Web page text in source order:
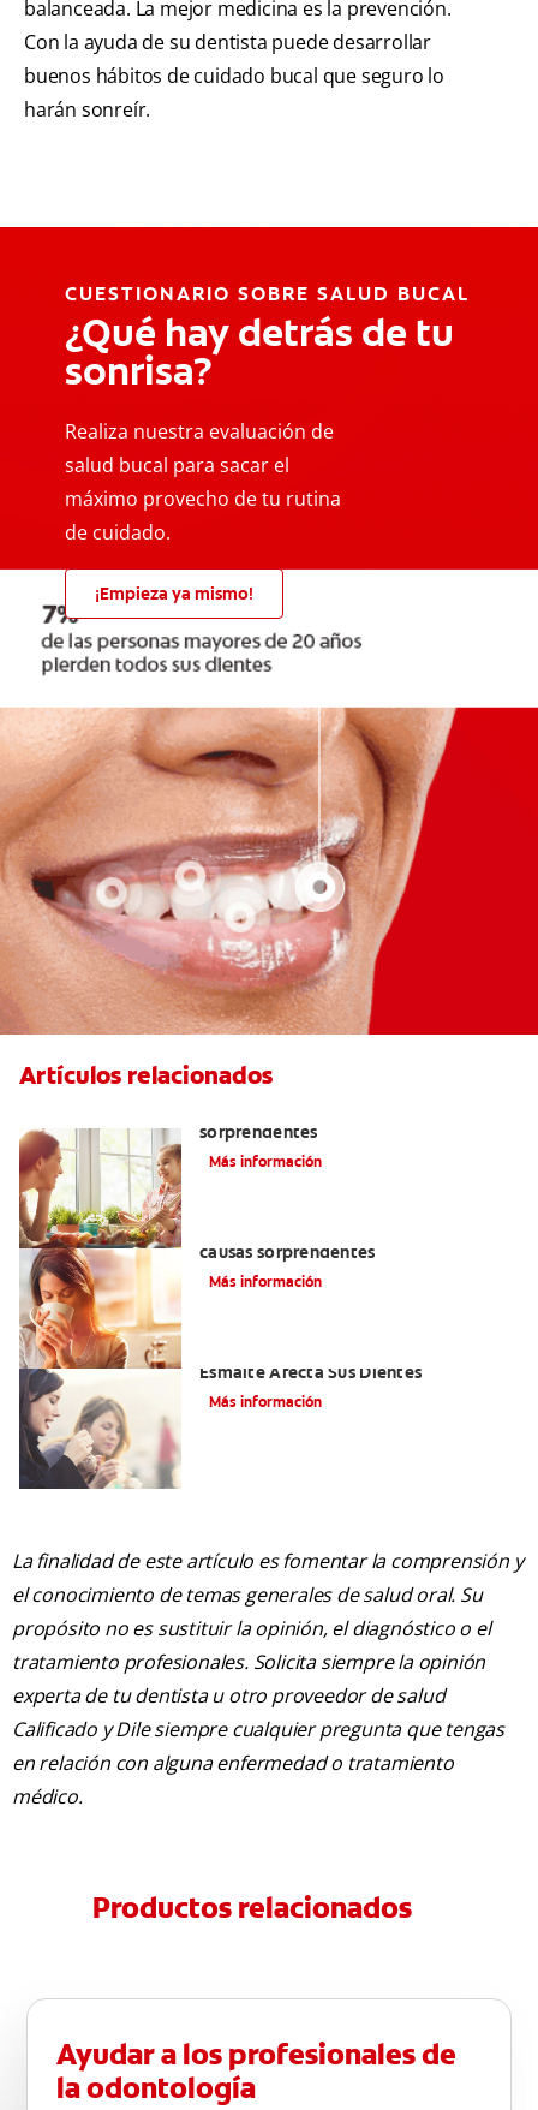
balanceada. La mejor medicina es la prevención.
Con la ayuda de su dentista puede desarrollar
buenos hábitos de cuidado bucal que seguro lo
harán sonreír.
CUESTIONARIO SOBRE SALUD BUCAL
¿Qué hay detrás de tu
sonrisa?
Realiza nuestra evaluación de
salud bucal para sacar el
máximo provecho de tu rutina
de cuidado.
¡Empieza ya mismo!
Artículos relacionados
sorprendentes
Más información
causas sorprendentes
Más información
Esmalte Afecta Sus Dientes
Más información
La finalidad de este artículo es fomentar la comprensión y
el conocimiento de temas generales de salud oral. Su
propósito no es sustituir la opinión, el diagnóstico o el
tratamiento profesionales. Solicita siempre la opinión
experta de tu dentista u otro proveedor de salud
Calificado y Dile siempre cualquier pregunta que tengas
en relación con alguna enfermedad o tratamiento
médico.
Productos relacionados
Ayudar a los profesionales de
la odontología